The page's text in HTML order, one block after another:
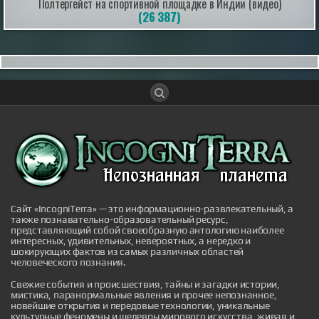
Дьявол на Лаксегаде: полтергейст,
потрясший Копенгаген
210 на улице Лаксегаде в центре Копенгагена стал
эпицентром событий, которые навсегда вошли в
датский фольклор и породили крылатое выражение,
живущее и по сей день. То, что началось как
обычный вечер в тихом районе датской столицы,
обернулось чередой необъяснимых явлений,
incogniterra.ru | 27th Jul 2026
Японские учёные нашли способ продлить
(26 387)
Сайт «IncogniTerra» — это информационно-развлекательный, а
также познавательно-образовательный ресурс,
представляющий собой своеобразную антологию наиболее
интересных, удивительных, невероятных, а нередко и
шокирующих фактов из самых различных областей
человеческого познания.
Свежие события и происшествия, тайны и загадки истории,
мистика, паранормальные явления и прочее непознанное,
новейшие открытия и передовые технологии, уникальные
культурные феномены и шедевры мирового искусства, живая и